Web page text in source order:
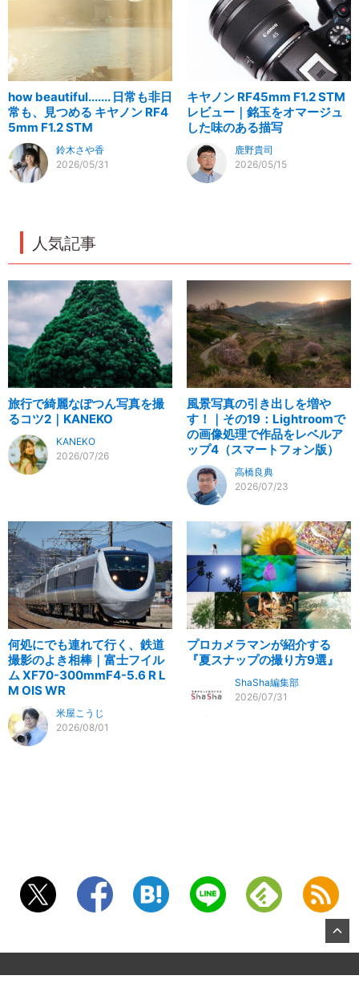
how beautiful....... 日常も非日
常も、見つめる キヤノン RF4
5mm F1.2 STM
鈴木さや香
2026/05/31
キヤノン RF45mm F1.2 STM
レビュー｜銘玉をオマージュ
した味のある描写
鹿野貴司
2026/05/15
人気記事
旅行で綺麗なぽつん写真を撮
るコツ2｜KANEKO
KANEKO
2026/07/26
風景写真の引き出しを増や
す！｜その19：Lightroomで
の画像処理で作品をレベルア
ップ4（スマートフォン版）
高橋良典
2026/07/23
何処にでも連れて行く、鉄道
撮影のよき相棒｜富士フイル
ム XF70-300mmF4-5.6 R L
M OIS WR
米屋こうじ
2026/08/01
プロカメラマンが紹介する
『夏スナップの撮り方9選』
ShaSha編集部
2026/07/31